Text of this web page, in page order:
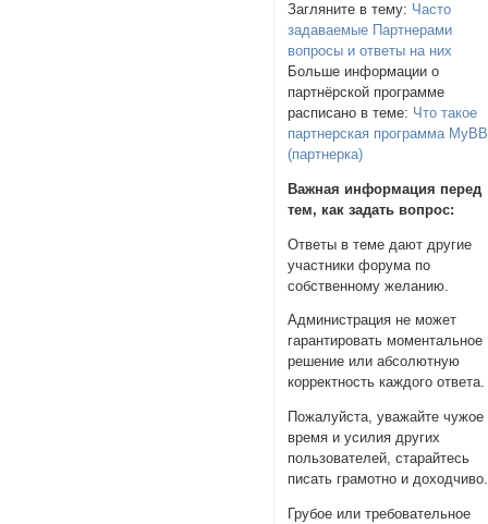
Загляните в тему: Часто
задаваемые Партнерами
вопросы и ответы на них
Больше информации о
партнёрской программе
расписано в теме: Что такое
партнерская программа MyBB
(партнерка)
Важная информация перед
тем, как задать вопрос:
Ответы в теме дают другие
участники форума по
собственному желанию.
Администрация не может
гарантировать моментальное
решение или абсолютную
корректность каждого ответа.
Пожалуйста, уважайте чужое
время и усилия других
пользователей, старайтесь
писать грамотно и доходчиво.
Грубое или требовательное